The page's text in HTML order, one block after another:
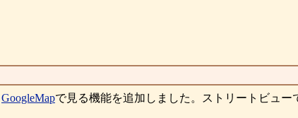
GoogleMapで見る機能を追加しました。ストリートビュ